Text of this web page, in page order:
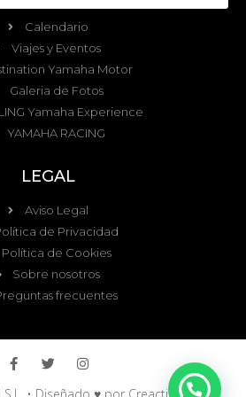
Calendario
Viajes y Eventos
Yamaha Motor
Galeria de Fotos
Yamaha Experience
YAMAHA RACING
LEGAL
Aviso Legal
de Privacidad
Política de Cookies
Sobre nosotros
frecuentes